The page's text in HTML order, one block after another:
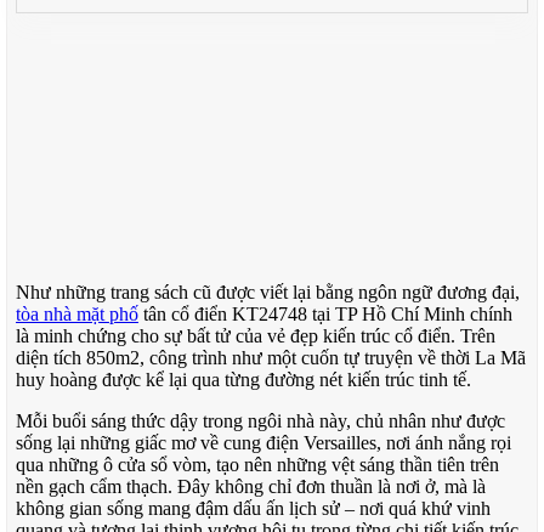
Như những trang sách cũ được viết lại bằng ngôn ngữ đương đại,
tòa nhà mặt phố tân cổ điển KT24748 tại TP Hồ Chí Minh chính
là minh chứng cho sự bất tử của vẻ đẹp kiến trúc cổ điển. Trên
diện tích 850m2, công trình như một cuốn tự truyện về thời La Mã
huy hoàng được kể lại qua từng đường nét kiến trúc tinh tế.
Mỗi buổi sáng thức dậy trong ngôi nhà này, chủ nhân như được
sống lại những giấc mơ về cung điện Versailles, nơi ánh nắng rọi
qua những ô cửa sổ vòm, tạo nên những vệt sáng thần tiên trên
nền gạch cẩm thạch. Đây không chỉ đơn thuần là nơi ở, mà là
không gian sống mang đậm dấu ấn lịch sử – nơi quá khứ vinh